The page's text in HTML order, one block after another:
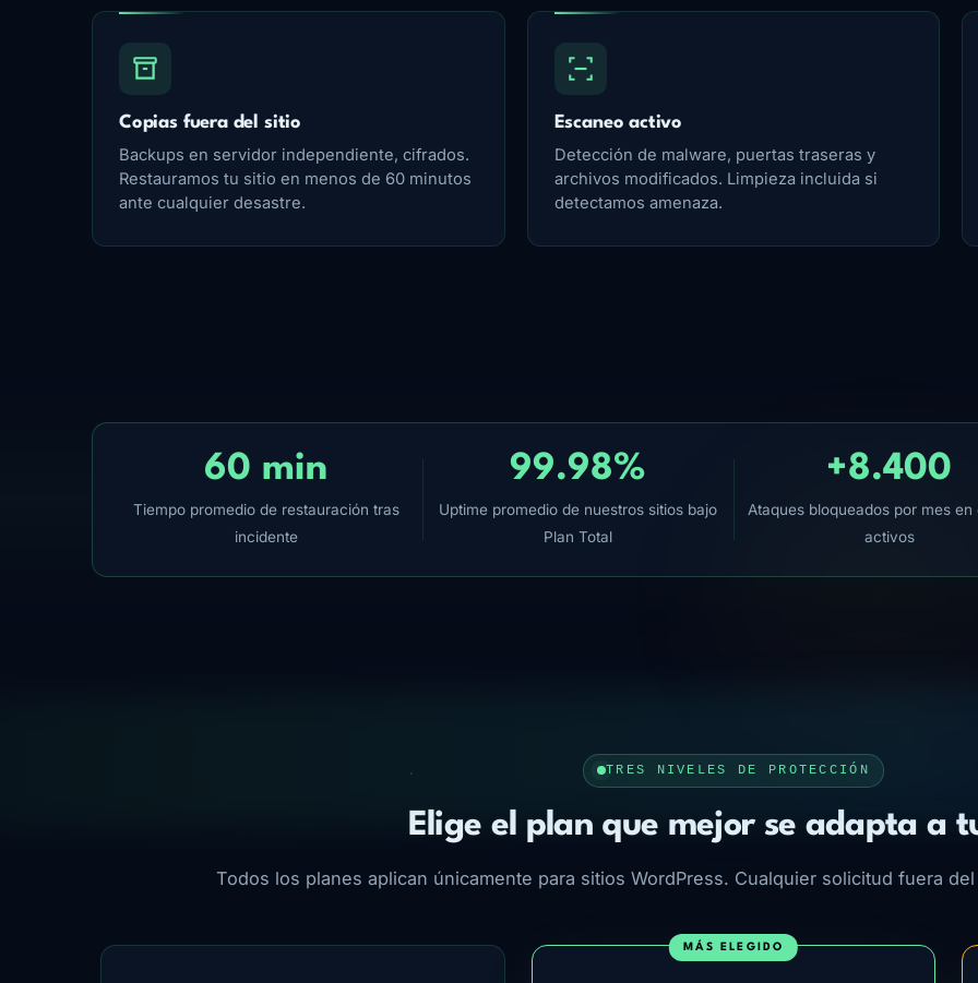
Copias fuera del sitio
Backups en servidor independiente, cifrados.
Restauramos tu sitio en menos de 60 minutos
ante cualquier desastre.
Escaneo activo
Detección de malware, puertas traseras y
archivos modificados. Limpieza incluida si
detectamos amenaza.
60 min
Tiempo promedio de restauración tras
incidente
99.98%
Uptime promedio de nuestros sitios bajo
Plan Total
+8.400
Ataques bloqueados por mes en
activos
TRES NIVELES DE PROTECCIÓN
Elige el plan que mejor se adapta a
Todos los planes aplican únicamente para sitios WordPress. Cualquier solicitud fuera
MÁS ELEGIDO